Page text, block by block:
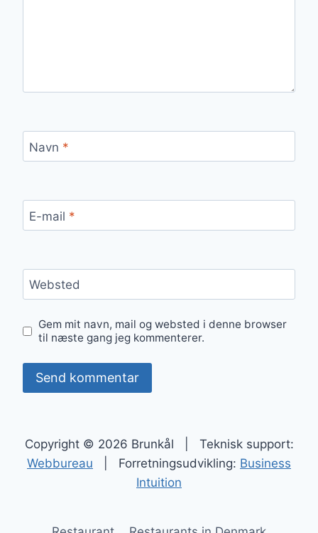
Navn *
E-mail *
Websted
Gem mit navn, mail og websted i denne browser
til næste gang jeg kommenterer.
Copyright © 2026 Brunkål | Teknisk support:
Webbureau | Forretningsudvikling: Business
Intuition